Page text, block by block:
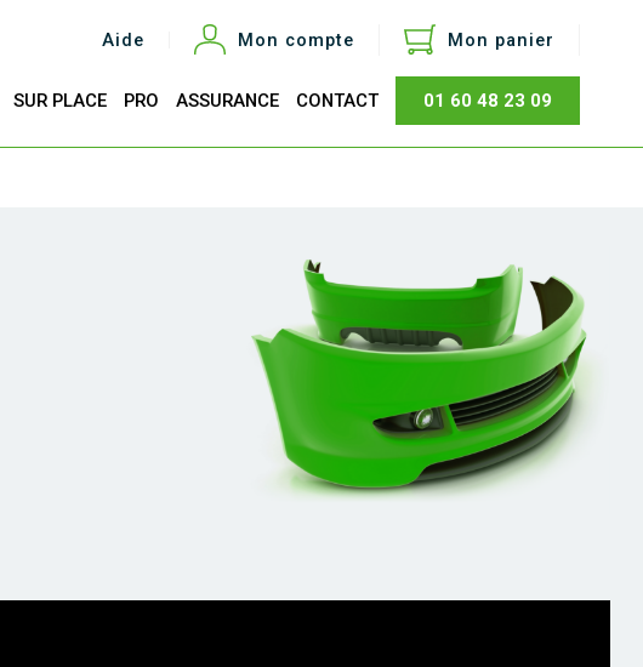
Aide Mon compte Mon panier
Total
SUR PLACE PRO ASSURANCE CONTACT 01 60 48 23 09